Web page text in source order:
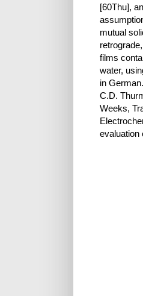
[60Thu],
mutual
films
water,
in
C.D.
Weeks,
evaluation